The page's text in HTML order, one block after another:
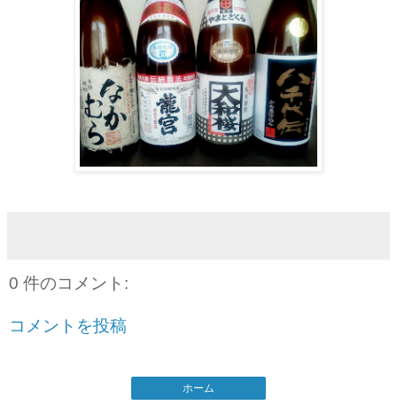
0 件のコメント:
コメントを投稿
ホーム